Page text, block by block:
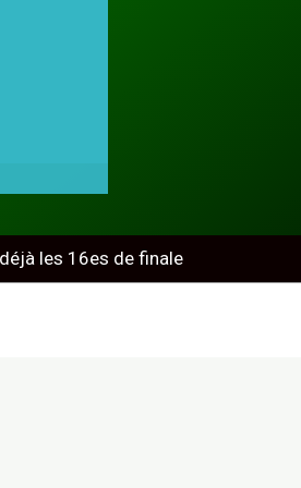
les 16es de finale